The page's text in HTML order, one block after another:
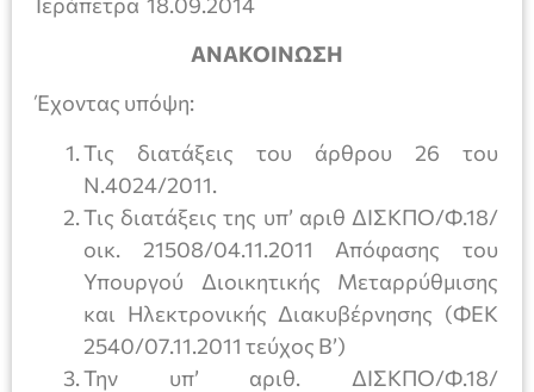
ΑΝΑΚΟΙΝΩΣΗ
Έχοντας υπόψη:
Τις διατάξεις του άρθρου 26 του
Ν.4024/2011.
Τις διατάξεις της υπ’ αριθ ΔΙΣΚΠΟ/Φ.18/
οικ. 21508/04.11.2011 Απόφασης του
Υπουργού Διοικητικής Μεταρρύθμισης
και Ηλεκτρονικής Διακυβέρνησης (ΦΕΚ
2540/07.11.2011 τεύχος Β’)
Την υπ’ αριθ. ΔΙΣΚΠΟ/Φ.18/